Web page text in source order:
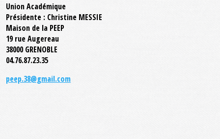
Union Académique
Présidente : Christine MESSIE
Maison de la PEEP
19 rue Augereau
38000 GRENOBLE
04.76.87.23.35
peep.38@gmail.com